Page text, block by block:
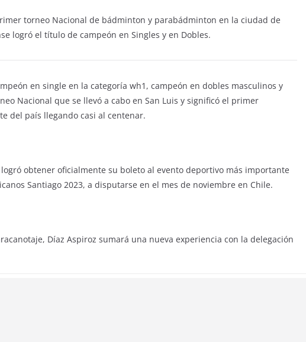
torneo Nacional de bádminton y parabádminton en la ciudad de
logró el título de campeón en Singles y en Dobles.
en single en la categoría wh1, campeón en dobles masculinos y
Nacional que se llevó a cabo en San Luis y significó el primer
del país llegando casi al centenar.
obtener oficialmente su boleto al evento deportivo más importante
Santiago 2023, a disputarse en el mes de noviembre en Chile.
Díaz Aspiroz sumará una nueva experiencia con la delegación